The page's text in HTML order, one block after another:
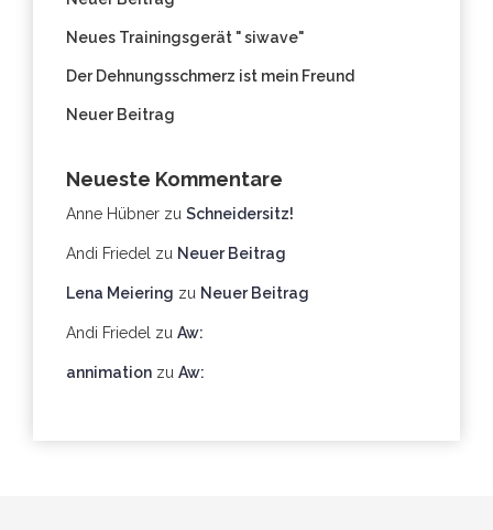
Neues Trainingsgerät " siwave"
Der Dehnungsschmerz ist mein Freund
Neuer Beitrag
Neueste Kommentare
Anne Hübner zu Schneidersitz!
Andi Friedel zu Neuer Beitrag
Lena Meiering zu Neuer Beitrag
Andi Friedel zu Aw:
annimation zu Aw: